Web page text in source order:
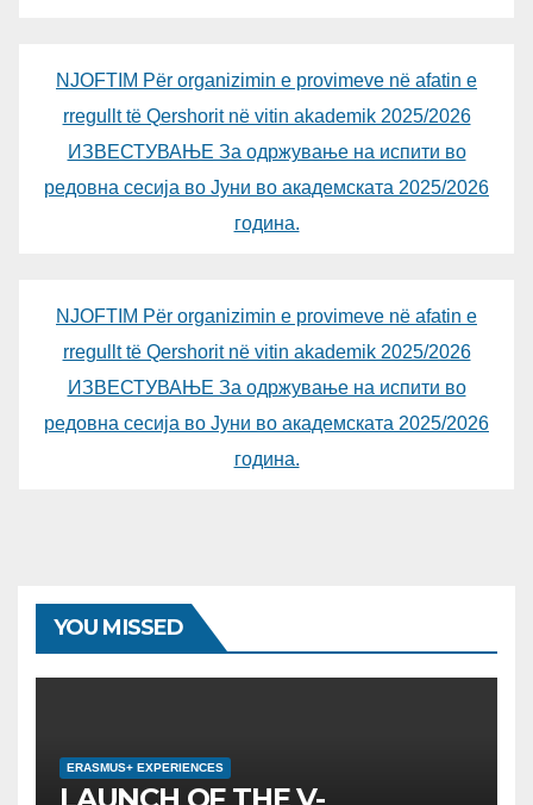
NJOFTIM Për organizimin e provimeve në afatin e
rregullt të Qershorit në vitin akademik 2025/2026
ИЗВЕСТУВАЊЕ За одржување на испити во
редовна сесија во Јуни во академската 2025/2026
година.
NJOFTIM Për organizimin e provimeve në afatin e
rregullt të Qershorit në vitin akademik 2025/2026
ИЗВЕСТУВАЊЕ За одржување на испити во
редовна сесија во Јуни во академската 2025/2026
година.
YOU MISSED
ERASMUS+ EXPERIENCES